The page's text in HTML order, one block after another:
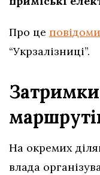
Про це
“Укрзалізниці”.
На окремих
влада